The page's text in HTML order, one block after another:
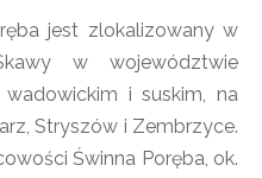
jest zlokalizowany w
w województwie
i suskim, na
Stryszów i Zembrzyce.
Świnna Poręba, ok.